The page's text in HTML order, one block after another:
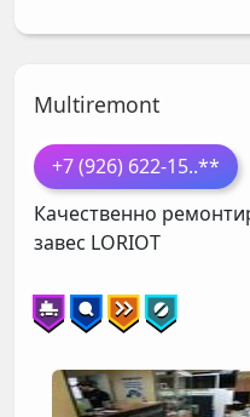
Multiremont
+7 (926) 622-15..**
Качественно
завес LORIOT